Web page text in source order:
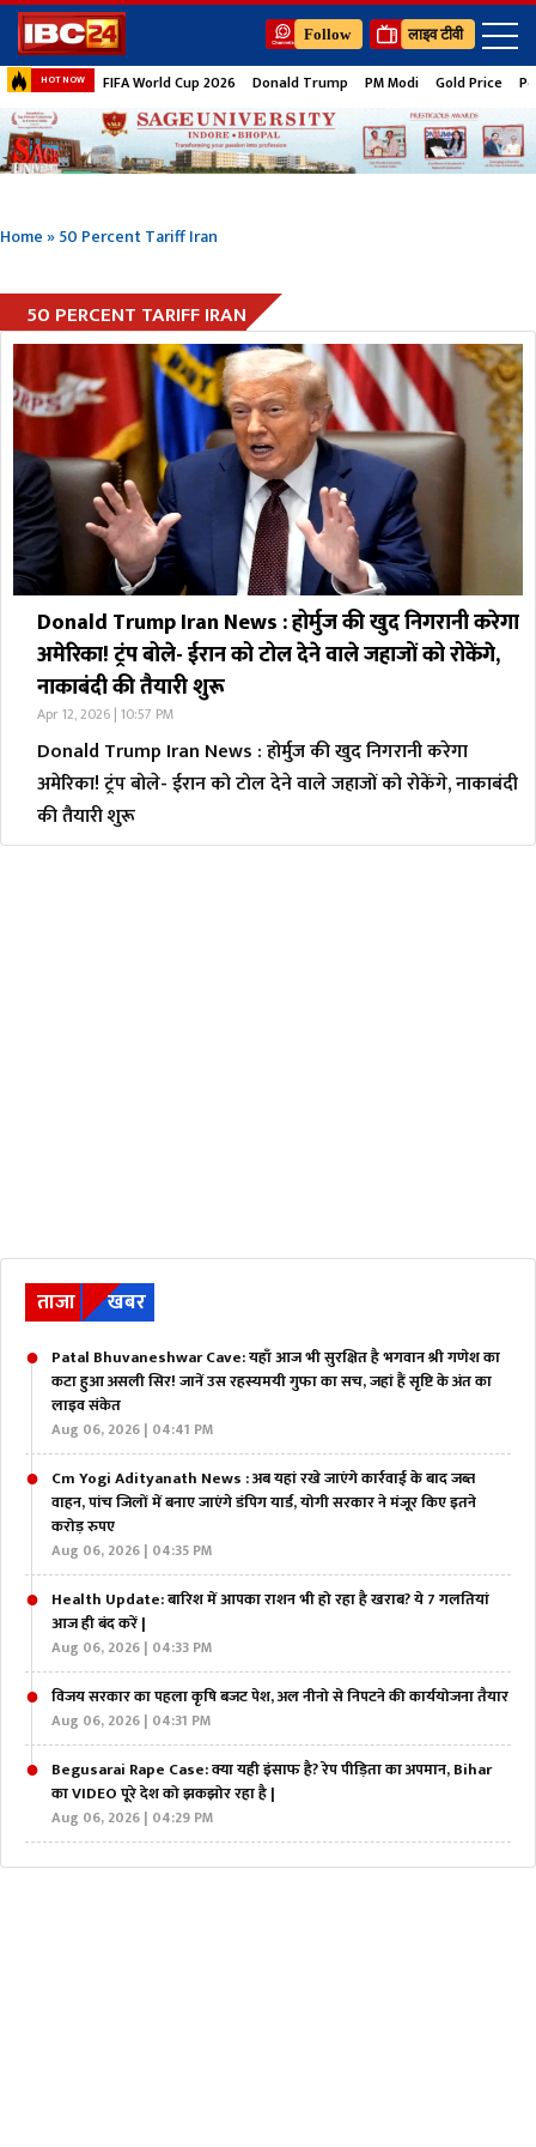
Follow लाइव टीवी
HOT NOW FIFA World Cup 2026 Donald Trump PM Modi Gold Price
Home»50 Percent Tariff Iran
50 PERCENT TARIFF IRAN
Donald Trump Iran News : होर्मुज की खुद निगरानी करेगा
अमेरिका! ट्रंप बोले- ईरान को टोल देने वाले जहाजों को रोकेंगे,
नाकाबंदी की तैयारी शुरू
Apr 12, 2026 | 10:57 PM
Donald Trump Iran News : होर्मुज की खुद निगरानी करेगा
अमेरिका! ट्रंप बोले- ईरान को टोल देने वाले जहाजों को रोकेंगे, नाकाबंदी
की तैयारी शुरू
ताजा खबर
Patal Bhuvaneshwar Cave: यहाँ आज भी सुरक्षित है भगवान श्री गणेश का
कटा हुआ असली सिर! जानें उस रहस्यमयी गुफा का सच, जहां हैं सृष्टि के अंत का
लाइव संकेत
Aug 06, 2026 | 04:41 PM
Cm Yogi Adityanath News : अब यहां रखे जाएंगे कार्रवाई के बाद जब्त
वाहन, पांच जिलों में बनाए जाएंगे डंपिग यार्ड, योगी सरकार ने मंजूर किए इतने
करोड़ रुपए
Aug 06, 2026 | 04:35 PM
Health Update: बारिश में आपका राशन भी हो रहा है खराब? ये 7 गलतियां
आज ही बंद करें |
Aug 06, 2026 | 04:33 PM
विजय सरकार का पहला कृषि बजट पेश, अल नीनो से निपटने की कार्ययोजना तैयार
Aug 06, 2026 | 04:31 PM
Begusarai Rape Case: क्या यही इंसाफ है? रेप पीड़िता का अपमान, Bihar
का VIDEO पूरे देश को झकझोर रहा है |
Aug 06, 2026 | 04:29 PM